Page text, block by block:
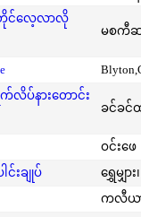
ယ်တိုင်လေ့လာလို
မစကီ
ပ်နားတောင်း
ခင်ခင်
ဝင်းဖေ
းချုပ်
ရွှေမျှား
ကလီယာ